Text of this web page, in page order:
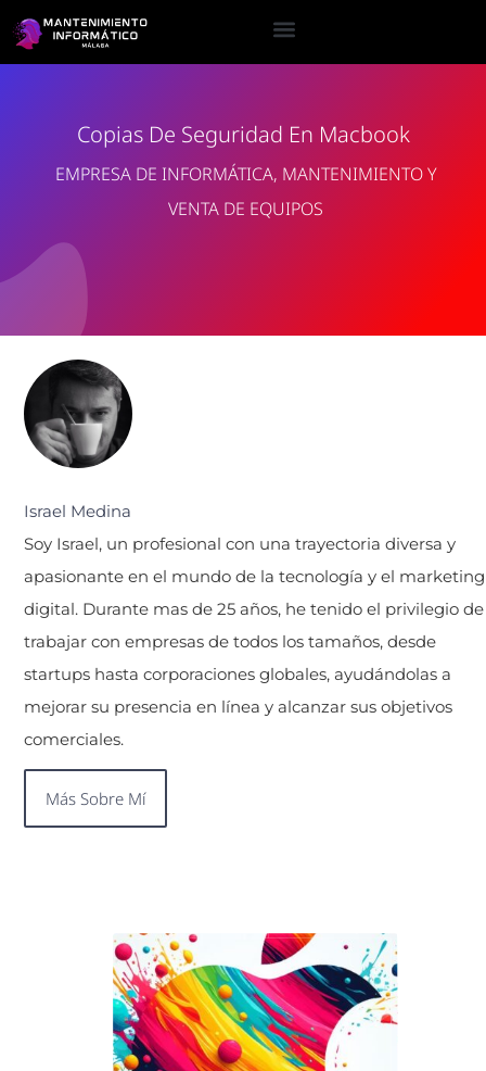
Copias De Seguridad En Macbook
EMPRESA DE INFORMÁTICA, MANTENIMIENTO Y
VENTA DE EQUIPOS
Israel Medina
Soy Israel, un profesional con una trayectoria diversa y
apasionante en el mundo de la tecnología y el marketing
digital. Durante mas de 25 años, he tenido el privilegio de
trabajar con empresas de todos los tamaños, desde
startups hasta corporaciones globales, ayudándolas a
mejorar su presencia en línea y alcanzar sus objetivos
comerciales.
Más Sobre Mí